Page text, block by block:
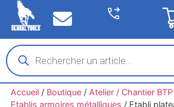
Accueil/ Boutique/ Atelier / Chantier BTP
Etablis armoires métalliques / Etabli